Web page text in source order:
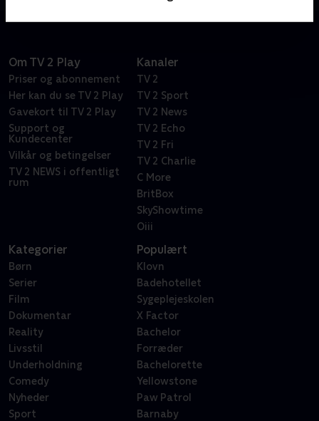
Om TV 2 Play
Priser og abonnement
Her kan du se TV 2 Play
Gavekort til TV 2 Play
Support og
Kundecenter
Vilkår og betingelser
TV 2 NEWS i offentligt
rum
Kanaler
TV 2
TV 2 Sport
TV 2 News
TV 2 Echo
TV 2 Fri
TV 2 Charlie
C More
BritBox
SkyShowtime
Oiii
Kategorier
Børn
Serier
Film
Dokumentar
Reality
Livsstil
Underholdning
Comedy
Nyheder
Sport
Populært
Klovn
Badehotellet
Sygeplejeskolen
X Factor
Bachelor
Forræder
Bachelorette
Yellowstone
Paw Patrol
Barnaby